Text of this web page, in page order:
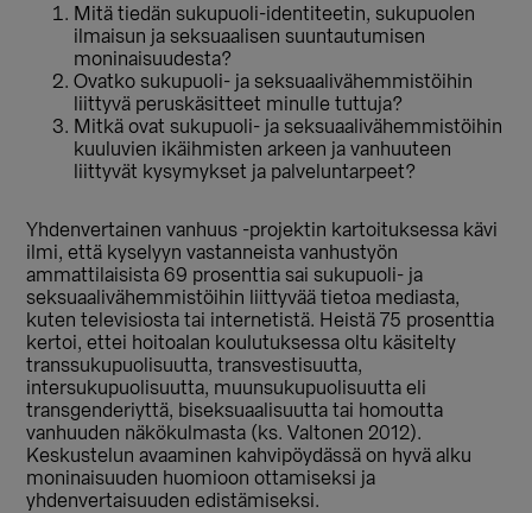
Mitä tiedän sukupuoli-identiteetin, sukupuolen
ilmaisun ja seksuaalisen suuntautumisen
moninaisuudesta?
Ovatko sukupuoli- ja seksuaalivähemmistöihin
liittyvä peruskäsitteet minulle tuttuja?
Mitkä ovat sukupuoli- ja seksuaalivähemmistöihin
kuuluvien ikäihmisten arkeen ja vanhuuteen
liittyvät kysymykset ja palveluntarpeet?
Yhdenvertainen vanhuus -projektin kartoituksessa kävi
ilmi, että kyselyyn vastanneista vanhustyön
ammattilaisista 69 prosenttia sai sukupuoli- ja
seksuaalivähemmistöihin liittyvää tietoa mediasta,
kuten televisiosta tai internetistä. Heistä 75 prosenttia
kertoi, ettei hoitoalan koulutuksessa oltu käsitelty
transsukupuolisuutta, transvestisuutta,
intersukupuolisuutta, muunsukupuolisuutta eli
transgenderiyttä, biseksuaalisuutta tai homoutta
vanhuuden näkökulmasta (ks. Valtonen 2012).
Keskustelun avaaminen kahvipöydässä on hyvä alku
moninaisuuden huomioon ottamiseksi ja
yhdenvertaisuuden edistämiseksi.